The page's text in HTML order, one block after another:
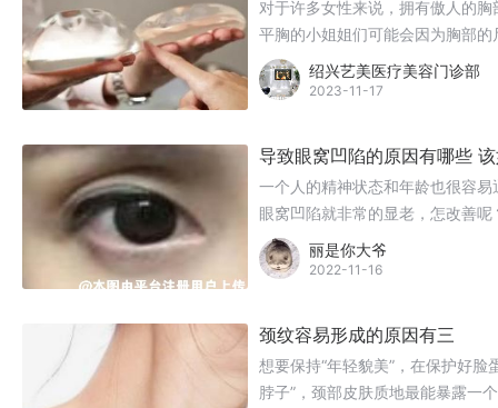
对于许多女性来说，拥有傲人的
平胸的小姐姐们可能会因为胸部
是天生的，但现在我们可以通过
体隆胸手术，但她们往往担心手
绍兴艺美医疗美容门诊部
2023-11-17
导致眼窝凹陷的原因有哪些
一个人的精神状态和年龄也很容
眼窝凹陷就非常的显老，怎改善呢
丽是你大爷
2022-11-16
颈纹容易形成的原因有三
想要保持“年轻貌美”，在保护好
脖子”，颈部皮肤质地最能暴露一